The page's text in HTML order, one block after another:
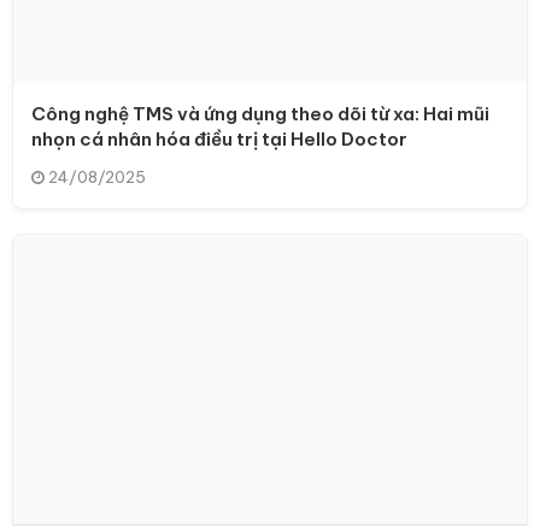
Công nghệ TMS và ứng dụng theo dõi từ xa: Hai mũi
nhọn cá nhân hóa điều trị tại Hello Doctor
24/08/2025